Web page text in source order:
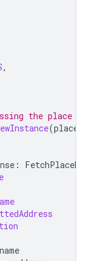
,
the place
(
:
name